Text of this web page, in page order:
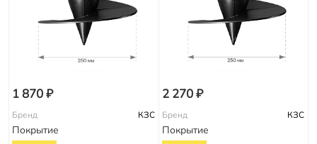
1 870 ₽
Бренд КЗС
Покрытие
2 270 ₽
Бренд КЗС
Покрытие